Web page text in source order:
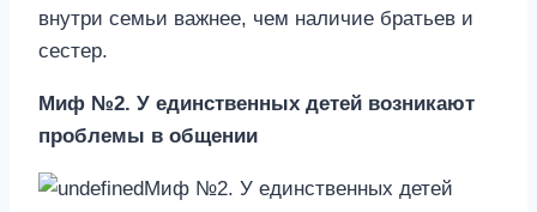
внутри семьи важнее, чем наличие братьев и
сестер.
Миф №2. У единственных детей возникают
проблемы в общении